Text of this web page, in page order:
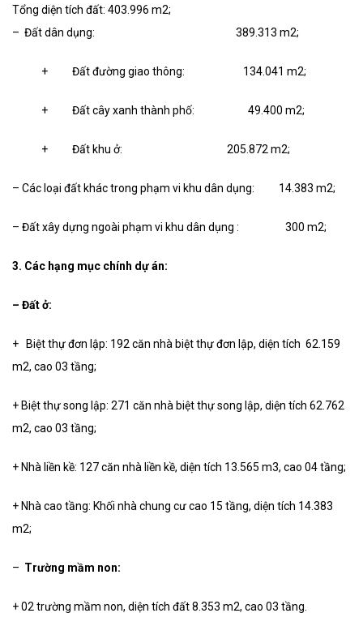
Tổng diện tích đất: 403.996 m2;
– Đất dân dụng: 389.313 m2;
+ Đất đường giao thông: 134.041 m2;
+ Đất cây xanh thành phố: 49.400 m2;
+ Đất khu ở: 205.872 m2;
– Các loại đất khác trong phạm vi khu dân dụng: 14.383 m2;
– Đất xây dựng ngoài phạm vi khu dân dụng : 300 m2;
3. Các hạng mục chính dự án:
– Đất ở:
+ Biệt thự đơn lập: 192 căn nhà biệt thự đơn lập, diện tích 62.159
m2, cao 03 tầng;
+ Biệt thự song lập: 271 căn nhà biệt thự song lập, diện tích 62.762
m2, cao 03 tầng;
+ Nhà liền kề: 127 căn nhà liền kề, diện tích 13.565 m3, cao 04 tầng;
+ Nhà cao tầng: Khối nhà chung cư cao 15 tầng, diện tích 14.383
m2;
– Trường mầm non:
+ 02 trường mầm non, diện tích đất 8.353 m2, cao 03 tầng.